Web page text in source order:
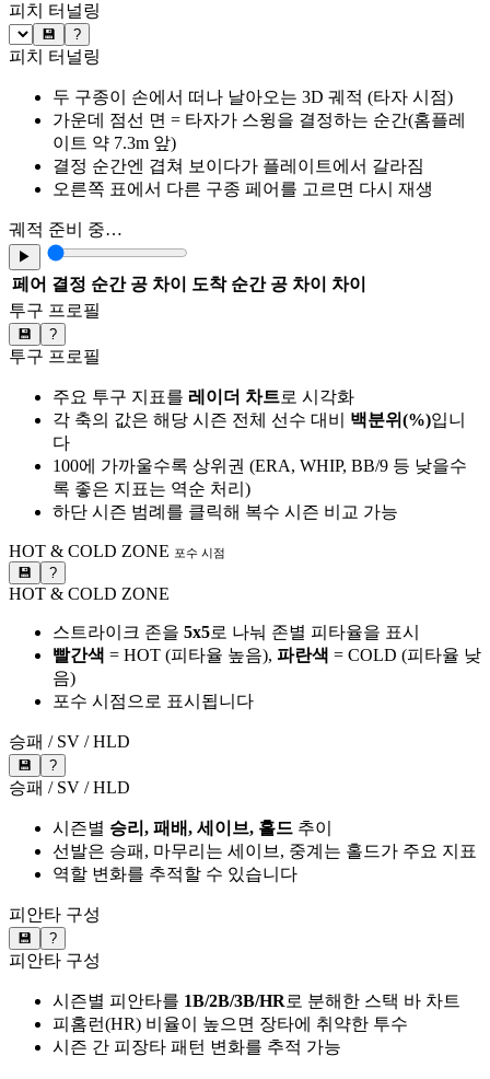
피치 터널링
💾 ?
피치 터널링
두 구종이 손에서 떠나 날아오는 3D 궤적 (타자 시점)
가운데 점선 면 = 타자가 스윙을 결정하는 순간(홈플레
이트 약 7.3m 앞)
결정 순간엔 겹쳐 보이다가 플레이트에서 갈라짐
오른쪽 표에서 다른 구종 페어를 고르면 다시 재생
궤적 준비 중…
▶
페어 결정 순간 공 차이 도착 순간 공 차이
차이
투구 프로필
💾 ?
투구 프로필
주요 투구 지표를 레이더 차트로 시각화
각 축의 값은 해당 시즌 전체 선수 대비 백분위(%)입니
다
100에 가까울수록 상위권 (ERA, WHIP, BB/9 등 낮을수
록 좋은 지표는 역순 처리)
하단 시즌 범례를 클릭해 복수 시즌 비교 가능
HOT & COLD ZONE 포수 시점
💾 ?
HOT & COLD ZONE
스트라이크 존을 5x5로 나눠 존별 피타율을 표시
빨간색 = HOT (피타율 높음), 파란색 = COLD (피타율 낮
음)
포수 시점으로 표시됩니다
승패 / SV / HLD
💾 ?
승패 / SV / HLD
시즌별 승리, 패배, 세이브, 홀드 추이
선발은 승패, 마무리는 세이브, 중계는 홀드가 주요 지표
역할 변화를 추적할 수 있습니다
피안타 구성
💾 ?
피안타 구성
시즌별 피안타를 1B/2B/3B/HR로 분해한 스택 바 차트
피홈런(HR) 비율이 높으면 장타에 취약한 투수
시즌 간 피장타 패턴 변화를 추적 가능